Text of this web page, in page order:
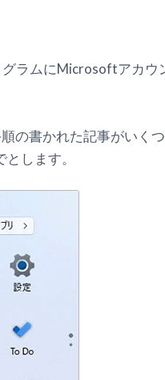
ラムにMicrosoftアカウ
の書かれた記事がいく
します。